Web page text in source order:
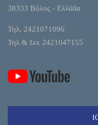
38333 Βόλος - Ελλάδα
Τηλ. 2421071096
Τηλ & fax 2421047155